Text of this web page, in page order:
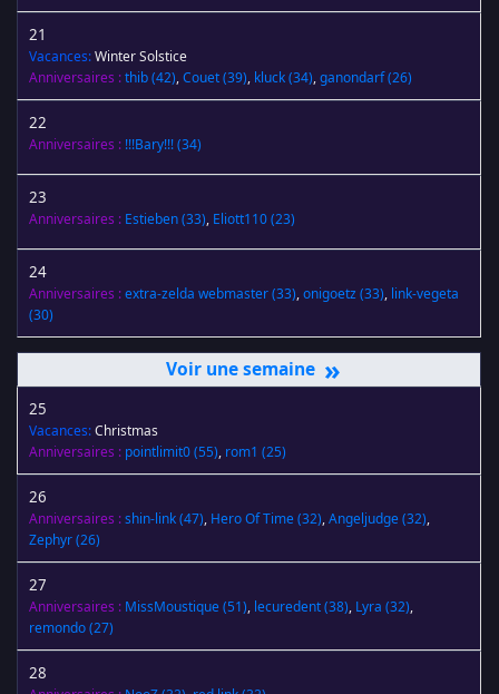
21
Vacances:Winter Solstice
Anniversaires :thib(42),Couet(39), kluck(34),ganondarf(26)
22
Anniversaires : !!!Bary!!!(34)
23
Anniversaires : Estieben(33), Eliott110(23)
24
Anniversaires :extra-zelda webmaster(33),onigoetz(33), link-vegeta
(30)
»
25
Vacances:Christmas
Anniversaires : pointlimit0(55), rom1 (25)
26
Anniversaires :shin-link(47), Hero Of Time(32),Angeljudge(32),
Zephyr(26)
27
Anniversaires : MissMoustique(51), lecuredent(38), Lyra (32),
remondo(27)
28